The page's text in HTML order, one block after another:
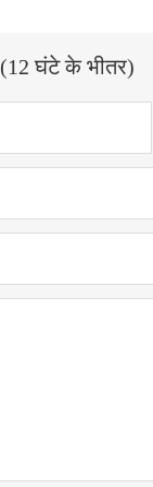
(12 घंटे के भीतर)